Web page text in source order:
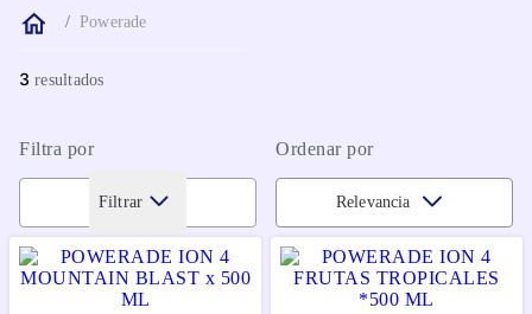
Powerade
3
Filtra por Ordenar por
Filtrar Relevancia